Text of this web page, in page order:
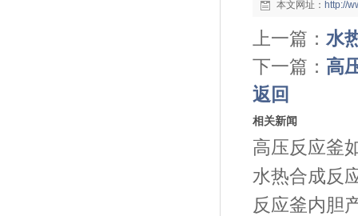
本文网址： http://
上一篇： 水
下一篇： 高
返回
相关新闻
高压反应釜
水热合成反
反应釜内胆